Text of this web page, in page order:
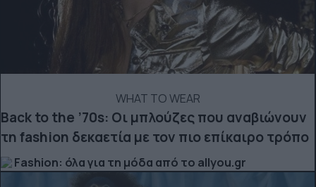
WHAT TO WEAR
Back to the ’70s: Οι μπλούζες που αναβιώνουν
τη fashion δεκαετία με τον πιο επίκαιρο τρόπο
Fashion: όλα για τη μόδα από το allyou.gr